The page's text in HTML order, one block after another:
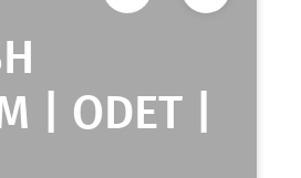
| ODET |